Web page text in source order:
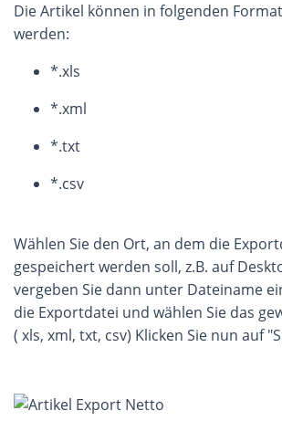
Die Artikel können in folgenden
werden:
*.xls
*.xml
*.txt
*.csv
Wählen Sie den Ort, an dem die
gespeichert werden soll, z.B. auf
vergeben Sie dann unter Dateiname
die Exportdatei und wählen Sie das
( xls, xml, txt, csv) Klicken Sie nun auf